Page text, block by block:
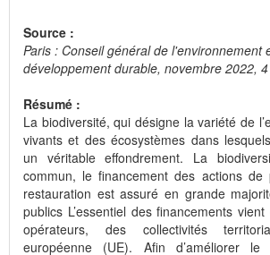
Source :
Paris : Conseil général de l'environnement
développement durable, novembre 2022,
Résumé :
La biodiversité, qui désigne la variété de
vivants et des écosystèmes dans
un véritable effondrement. La
commun, le financement des actions de
restauration est assuré en grande
publics L’essentiel des financements
opérateurs, des collectivités
européenne (UE). Afin d’améliorer le